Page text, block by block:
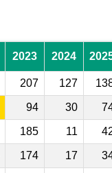
2023 2024
207 127
94 30
185 11
174 17